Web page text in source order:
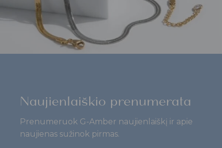
Naujienlaiškio prenumerata
Prenumeruok G-Amber naujienlaiškį ir apie
naujienas sužinok pirmas.